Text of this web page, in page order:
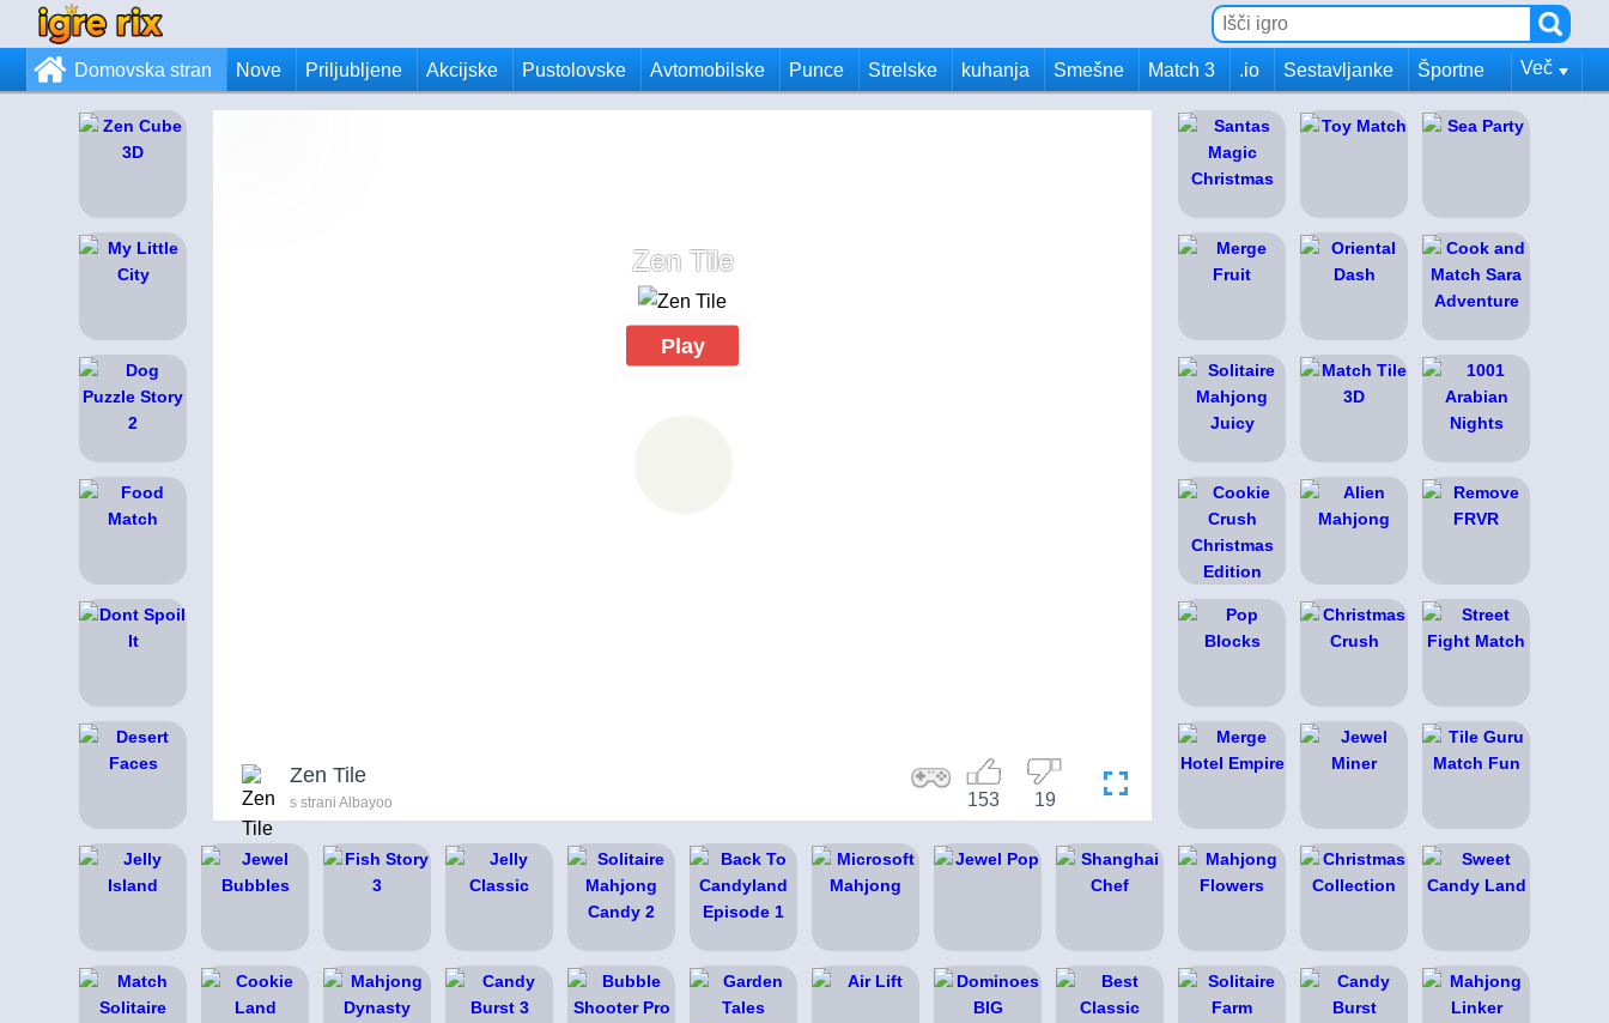
Domovska stran Nove Priljubljene Akcijske Pustolovske Avtomobilske Punce Strelske kuhanja Smešne Match 3 .io Sestavljanke Športne Več
Zen Tile
Play
Zen Tile
s strani Albayoo 19
153